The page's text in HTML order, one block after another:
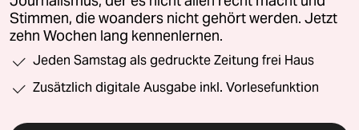
Stimmen, die woanders nicht gehört werden. Jetzt
zehn Wochen lang kennenlernen.
Jeden Samstag als gedruckte Zeitung frei Haus
Zusätzlich digitale Ausgabe inkl. Vorlesefunktion